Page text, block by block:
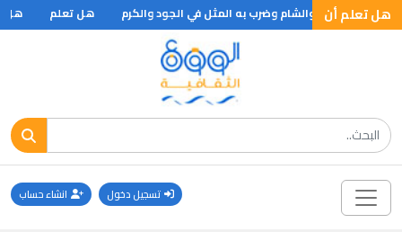
هل تعلم أن هل تعلم هل
تسجيل دخول انشاء حساب